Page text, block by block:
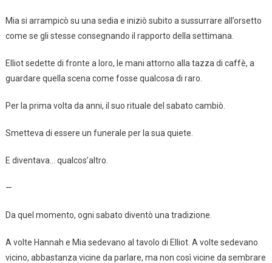
Mia si arrampicò su una sedia e iniziò subito a sussurrare all’orsetto
come se gli stesse consegnando il rapporto della settimana.
Elliot sedette di fronte a loro, le mani attorno alla tazza di caffè, a
guardare quella scena come fosse qualcosa di raro.
Per la prima volta da anni, il suo rituale del sabato cambiò.
Smetteva di essere un funerale per la sua quiete.
E diventava… qualcos’altro.
—
Da quel momento, ogni sabato diventò una tradizione.
A volte Hannah e Mia sedevano al tavolo di Elliot. A volte sedevano
vicino, abbastanza vicine da parlare, ma non così vicine da sembrare